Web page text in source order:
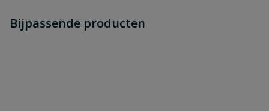
dit product?
Schrijf zelf een beoordeling
Bijpassende producten